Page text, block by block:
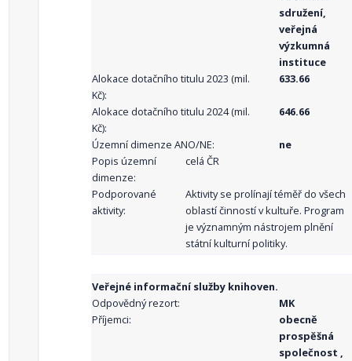
sdružení,
veřejná
výzkumná
instituce
Alokace dotačního titulu 2023 (mil.
Kč):
633.66
Alokace dotačního titulu 2024 (mil.
Kč):
646.66
Územní dimenze ANO/NE:
ne
Popis územní
dimenze:
celá ČR
Podporované
aktivity:
Aktivity se prolínají téměř do všech
oblastí činností v kultuře. Program
je významným nástrojem plnění
státní kulturní politiky.
Veřejné informační služby knihoven.
Odpovědný rezort:
MK
Příjemci:
obecně
prospěšná
společnost ,